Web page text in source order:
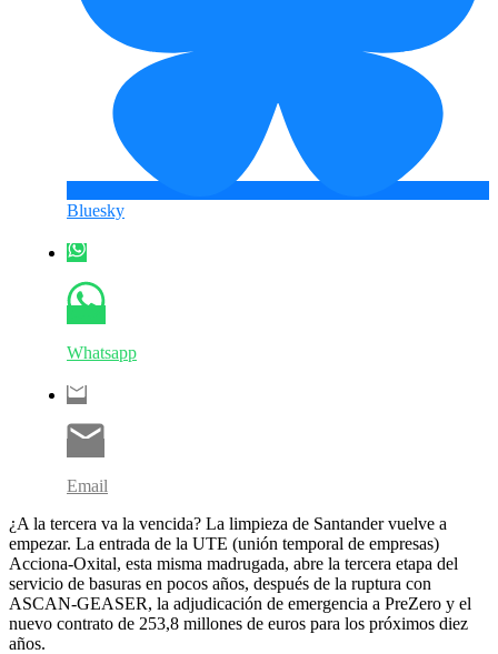
Bluesky
Whatsapp
Email
¿A la tercera va la vencida? La limpieza de Santander vuelve a
empezar. La entrada de la UTE (unión temporal de empresas)
Acciona-Oxital, esta misma madrugada, abre la tercera etapa del
servicio de basuras en pocos años, después de la ruptura con
ASCAN-GEASER, la adjudicación de emergencia a PreZero y el
nuevo contrato de 253,8 millones de euros para los próximos diez
años.